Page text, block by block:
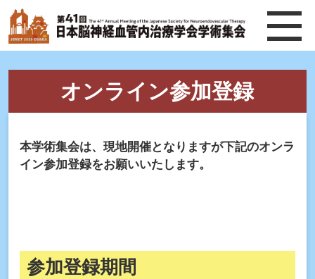
オンライン参加登録
本学術集会は、現地開催となりますが下記のオンラ
イン参加登録をお願いいたします。
参加登録期間